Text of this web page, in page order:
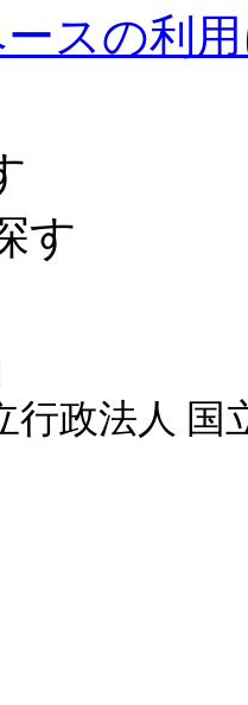
スの利
す
行政法人 国